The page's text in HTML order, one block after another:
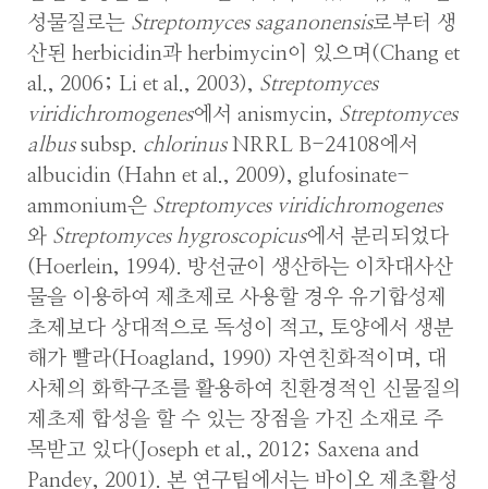
성물질로는 Streptomyces saganonensis로부터 생
산된 herbicidin과 herbimycin이 있으며(Chang et
al., 2006; Li et al., 2003), Streptomyces
viridichromogenes에서 anismycin, Streptomyces
albussubsp. chlorinusNRRL B-24108에서
albucidin (Hahn et al., 2009), glufosinate-
ammonium은 Streptomyces viridichromogenes
와 Streptomyces hygroscopicus에서 분리되었다
(Hoerlein, 1994). 방선균이 생산하는 이차대사산
물을 이용하여 제초제로 사용할 경우 유기합성제
초제보다 상대적으로 독성이 적고, 토양에서 생분
해가 빨라(Hoagland, 1990) 자연친화적이며, 대
사체의 화학구조를 활용하여 친환경적인 신물질의
제초제 합성을 할 수 있는 장점을 가진 소재로 주
목받고 있다(Joseph et al., 2012; Saxena and
Pandey, 2001). 본 연구팀에서는 바이오 제초활성